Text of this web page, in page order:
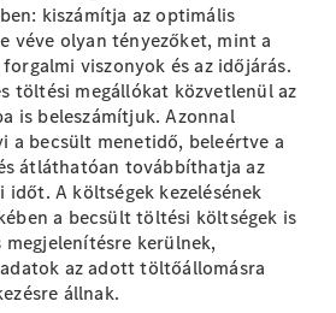
kiszámítja az optimális
véve olyan tényezőket, mint a
viszonyok és az időjárás.
töltési megállókat közvetlenül az
is beleszámítjuk. Azonnal
a becsült menetidő, beleértve a
átláthatóan továbbíthatja az
időt. A költségek kezelésének
a becsült töltési költségek is
kerülnek,
az adott töltőállomásra
állnak.